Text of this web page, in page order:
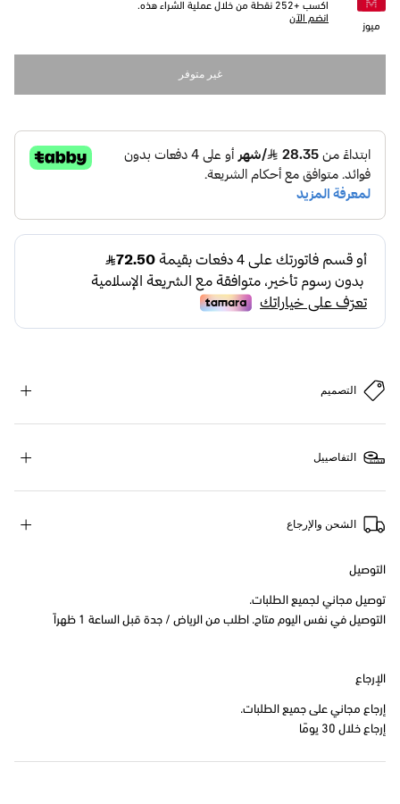
ميوز
اكسب +252 نقطة من خلال عملية الشراء هذه.
انضم الآن
غير متوفر
التصميم
التفاصييل
الشحن والإرجاع
التوصيل
توصيل مجاني لجميع الطلبات.
التوصيل في نفس اليوم متاح. اطلب من الرياض / جدة قبل الساعة 1 ظهراً
الإرجاع
إرجاع مجاني على جميع الطلبات.
إرجاع خلال 30 يومًا